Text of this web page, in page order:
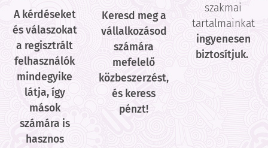
A kérdéseket
és válaszokat
a regisztrált
felhasználók
mindegyike
látja, így
mások
számára is
hasznos
Keresd meg a
vállalkozásod
számára
mefelelő
közbeszerzést,
és keress
pénzt!
szakmai
tartalmainkat
ingyenesen
biztosítjuk.